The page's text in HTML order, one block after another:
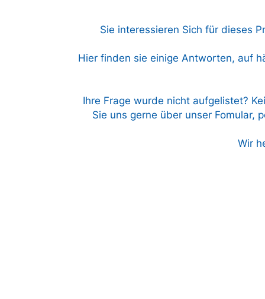
Sie interessieren Sich für dieses
Hier finden sie einige Antworten, auf
Ihre Frage wurde nicht aufgelistet?
Sie uns gerne über unser Fomular,
Wir